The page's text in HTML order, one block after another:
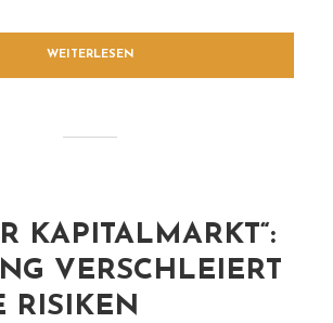
WEITERLESEN
KAPITALMARKT“:
VERSCHLEIERT
RISIKEN